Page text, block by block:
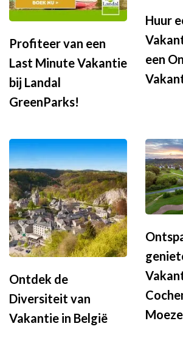
Profiteer van een
Last Minute Vakantie
bij Landal
GreenParks!
Huur
een
Ontdek de
Diversiteit van
Vakantie in België